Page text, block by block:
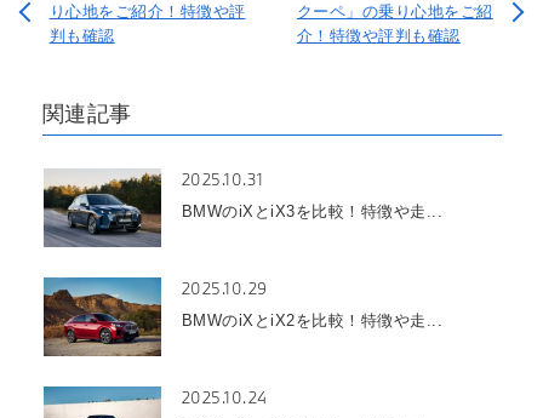
り心地をご紹介！特徴や評
判も確認
クーペ」の乗り心地をご紹
介！特徴や評判も確認
関連記事
2025.10.31
BMWのiXとiX3を比較！特徴や走...
2025.10.29
BMWのiXとiX2を比較！特徴や走...
2025.10.24